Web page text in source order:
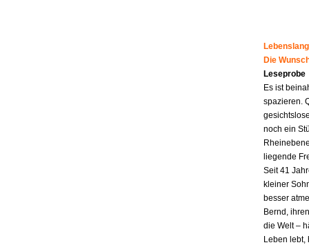
Die
Leseprobe
Es ist
spazieren.
noch ein
liegende
Seit 41
kleiner
besser
Bernd,
die Welt –
Leben lebt,